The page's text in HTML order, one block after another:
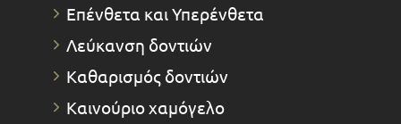
Επένθετα και Υπερένθετα
Λεύκανση δοντιών
Καθαρισμός δοντιών
Καινούριο χαμόγελο